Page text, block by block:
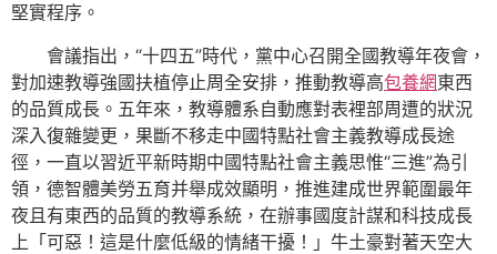
堅實程序。
會議指出，“十四五”時代，黨中心召開全國教導年夜會，
對加速教導強國扶植停止周全安排，推動教導高包養網東西
的品質成長。五年來，教導體系自動應對表裡部周遭的狀況
深入復雜變更，果斷不移走中國特點社會主義教導成長途
徑，一直以習近平新時期中國特點社會主義思惟“三進”為引
領，德智體美勞五育并舉成效顯明，推進建成世界範圍最年
夜且有東西的品質的教導系統，在辦事國度計謀和科技成長
上「可惡！這是什麼低級的情緒干擾！」牛土豪對著天空大